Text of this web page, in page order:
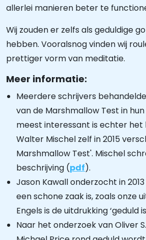
allerlei manieren beter te
Wij zouden er zelfs als geduldige
hebben. Vooralsnog vinden wij
prettiger vorm van meditatie.
Meer informatie:
Meerdere schrijvers
van de Marshmallow Test in
meest interessant is echter het
Walter Mischel zelf in 2015
Marshmallow Test'. Mischel
beschrijving (pdf).
Jason Kawall onderzocht in
een schone zaak is, zoals onze
Engels is de uitdrukking ‘geduld
Naar het onderzoek van Oliver